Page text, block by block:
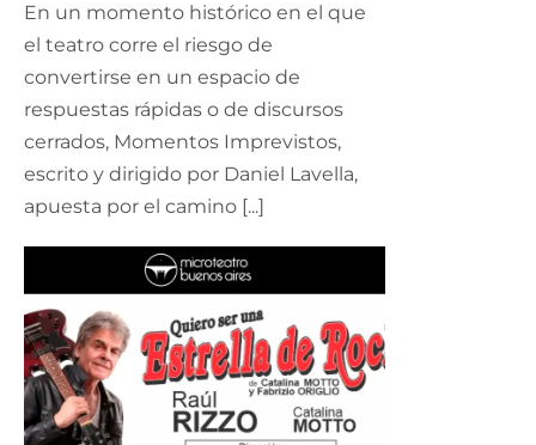
En un momento histórico en el que
el teatro corre el riesgo de
convertirse en un espacio de
respuestas rápidas o de discursos
cerrados, Momentos Imprevistos,
escrito y dirigido por Daniel Lavella,
apuesta por el camino [...]